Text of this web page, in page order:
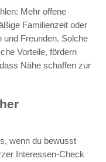
Mehr offene
Familienzeit oder
und Freunden. Solche
Vorteile, fördern
Nähe schaffen zur
wenn du bewusst
Interessen-Check